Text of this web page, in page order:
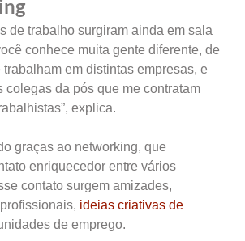
de trabalho surgiram ainda em sala
conhece muita gente diferente, de
em distintas empresas, e
colegas da pós que me contratam
explica.
graças ao networking, que
enriquecedor entre vários
contato surgem amizades,
ideias criativas de
de emprego.